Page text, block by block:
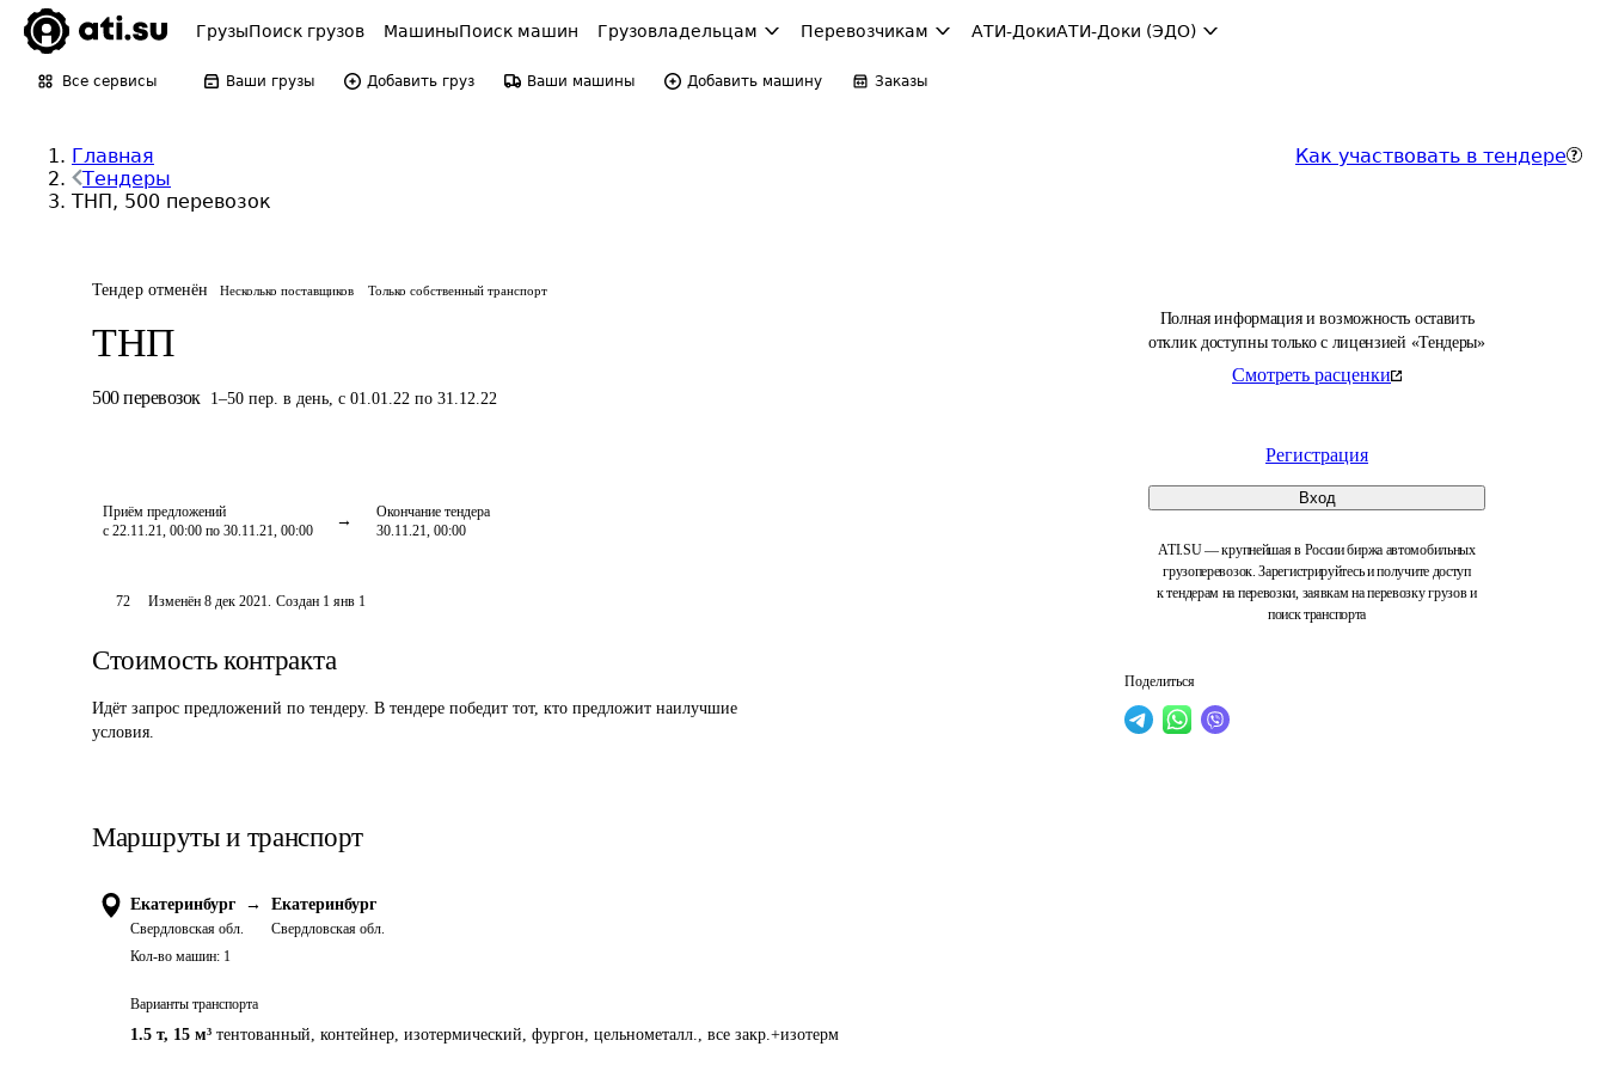
ГрузыПоиск грузов МашиныПоиск машин Грузовладельцам Перевозчикам АТИ-ДокиАТИ-Доки (ЭДО)
Все сервисы Ваши грузы Добавить груз Ваши машины Добавить машину Заказы
Главная
Тендеры
ТНП, 500 перевозок
Как участвовать в тендере
Тендер отменён Несколько поставщиков Только собственный транспорт
ТНП
500 перевозок 1–50 пер. в день, с 01.01.22 по 31.12.22
Приём предложений
с 22.11.21, 00:00 по 30.11.21, 00:00
Окончание тендера
30.11.21, 00:00
Полная информация и возможность оставить
отклик доступны только с лицензией «Тендеры»
Смотреть расценки
Регистрация
Вход
ATI.SU — крупнейшая в России биржа автомобильных
грузоперевозок. Зарегистрируйтесь и получите доступ
к тендерам на перевозки, заявкам на перевозку грузов и
поиск транспорта
Поделиться
72 Изменён8 дек 2021. Создан 1 янв 1
Стоимость контракта
Идёт запрос предложений по тендеру. В тендере победит тот, кто предложит наилучшие
условия.
Маршруты и транспорт
Екатеринбург →
Свердловская обл.
Екатеринбург
Свердловская обл.
Кол-во машин: 1
Варианты транспорта
1.5 т, 15 м³ тентованный, контейнер, изотермический, фургон, цельнометалл., все закр.+изотерм